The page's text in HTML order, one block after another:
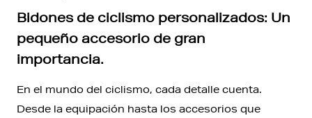
Bidones de ciclismo personalizados: Un
pequeño accesorio de gran
importancia.
En el mundo del ciclismo, cada detalle cuenta.
Desde la equipación hasta los accesorios que